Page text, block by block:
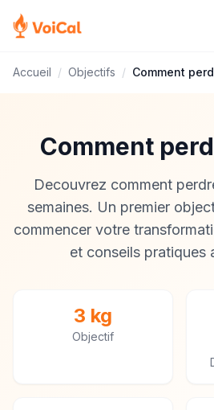
Accueil / Objectifs / Comment
Comment
Decouvrez comment
semaines. Un premier
commencer votre
et conseils pratiques
3 kg
Objectif